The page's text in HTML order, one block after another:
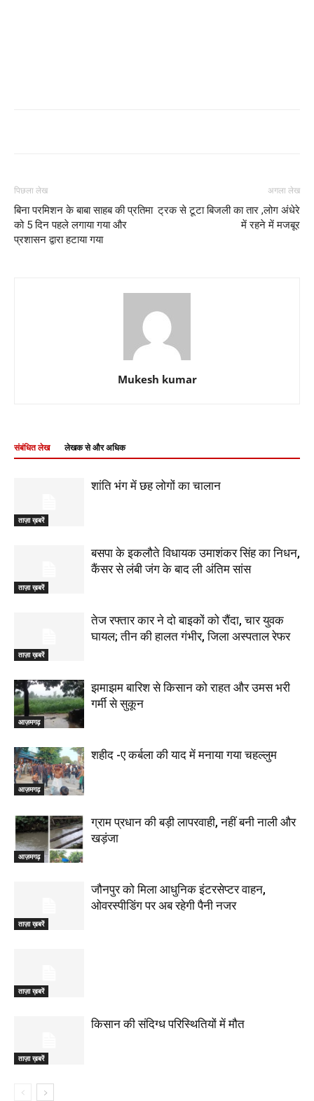
पिछला लेख
बिना परमिशन के बाबा साहब की प्रतिमा
को 5 दिन पहले लगाया गया और
प्रशासन द्वारा हटाया गया
अगला लेख
ट्रक से टूटा बिजली का तार ,लोग अंधेरे
में रहने में मजबूर
Mukesh kumar
संबंधित लेख लेखक से और अधिक
ताज़ा ख़बरें
शांति भंग में छह लोगों का चालान
ताज़ा ख़बरें
बसपा के इकलौते विधायक उमाशंकर सिंह का निधन,
कैंसर से लंबी जंग के बाद ली अंतिम सांस
ताज़ा ख़बरें
तेज रफ्तार कार ने दो बाइकों को रौंदा, चार युवक
घायल; तीन की हालत गंभीर, जिला अस्पताल रेफर
आज़मगढ़
झमाझम बारिश से किसान को राहत और उमस भरी
गर्मी से सुकून
आज़मगढ़
शहीद -ए कर्बला की याद में मनाया गया चहल्लुम
आज़मगढ़
ग्राम प्रधान की बड़ी लापरवाही, नहीं बनी नाली और
खड़ंजा
ताज़ा ख़बरें
जौनपुर को मिला आधुनिक इंटरसेप्टर वाहन,
ओवरस्पीडिंग पर अब रहेगी पैनी नजर
ताज़ा ख़बरें
ताज़ा ख़बरें
किसान की संदिग्ध परिस्थितियों में मौत